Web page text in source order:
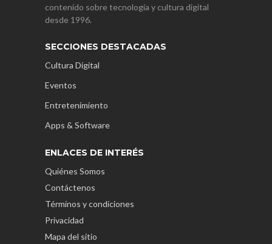
contenido sobre tecnología y cultura digital
desde 1996.
SECCIONES DESTACADAS
Cultura Digital
Eventos
Entretenimiento
Apps & Software
ENLACES DE INTERÉS
Quiénes Somos
Contáctenos
Términos y condiciones
Privacidad
Mapa del sitio